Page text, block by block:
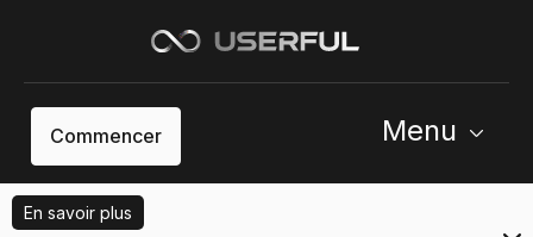
Commencer Menu
En savoir plus